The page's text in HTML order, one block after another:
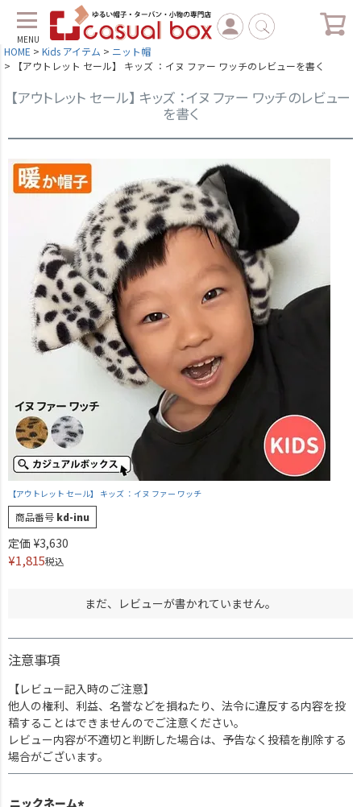
MENU
HOME Kids アイテム
ニット帽
【アウトレット セール】 キッズ ：イヌ ファー ワッチのレビューを書く
【アウトレット セール】 キッズ ：イヌ ファー ワッチのレビュー
を書く
【アウトレット セール】 キッズ ：イヌ ファー ワッチ
商品番号 kd-inu
定価 ¥3,630
¥1,815税込
まだ、レビューが書かれていません。
注意事項
【レビュー記入時のご注意】
他人の権利、利益、名誉などを損ねたり、法令に違反する内容を投
稿することはできませんのでご注意ください。
レビュー内容が不適切と判断した場合は、予告なく投稿を削除する
場合がございます。
ニックネーム